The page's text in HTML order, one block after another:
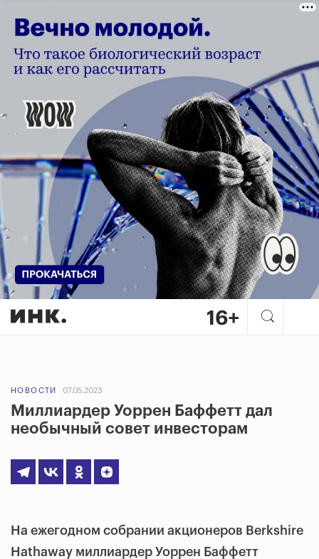
НОВОСТИ 07.05.2023
Миллиардер Уоррен Баффетт дал
необычный совет инвесторам
На ежегодном собрании акционеров Berkshire
Hathaway миллиардер Уоррен Баффетт